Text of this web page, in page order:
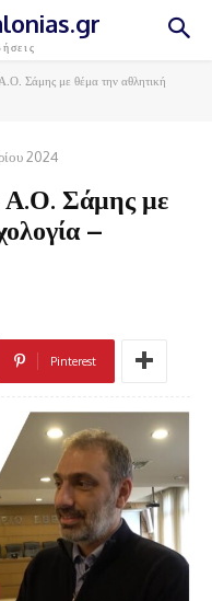
Σάμης με θέμα την αθλητική
2024
Α.Ο. Σάμης με
–
Pinterest